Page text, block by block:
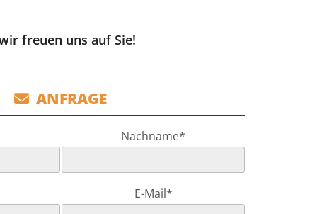
freuen uns auf Sie!
 ANFRAGE
Nachname*
E-Mail*